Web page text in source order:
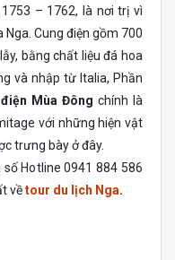
– 1762, là nơi trị vì
Cung điện gồm 700
bằng chất liệu đá hoa
và nhập từ Italia, Phần
Mùa Đông chính là
với những hiện vật
trưng bày ở đây.
số Hotline 0941 884 586
vềtour du lịch Nga.